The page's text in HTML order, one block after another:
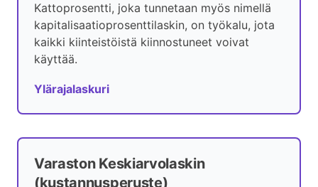
Kattoprosentti, joka tunnetaan myös nimellä
kapitalisaatioprosenttilaskin, on työkalu, jota
kaikki kiinteistöistä kiinnostuneet voivat
käyttää.
Ylärajalaskuri
Varaston Keskiarvolaskin
(kustannusperuste)